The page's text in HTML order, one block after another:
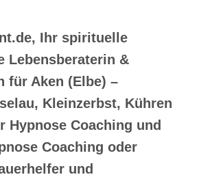
Ihr spirituelle
Lebensberaterin &
für Aken (Elbe) –
Kleinzerbst, Kühren
Hypnose Coaching und
Coaching oder
und